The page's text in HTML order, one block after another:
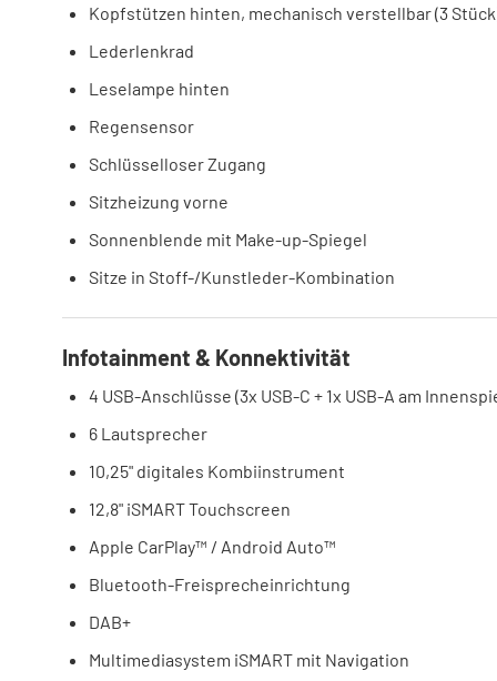
Kopfstützen hinten, mechanisch verstellbar (3
Lederlenkrad
Leselampe hinten
Regensensor
Schlüsselloser Zugang
Sitzheizung vorne
Sonnenblende mit Make-up-Spiegel
Sitze in Stoff-/Kunstleder-Kombination
Infotainment & Konnektivität
4 USB-Anschlüsse (3x USB-C + 1x USB-A am
6 Lautsprecher
10,25" digitales Kombiinstrument
12,8" iSMART Touchscreen
Apple CarPlay™ / Android Auto™
Bluetooth-Freisprecheinrichtung
DAB+
Multimediasystem iSMART mit Navigation